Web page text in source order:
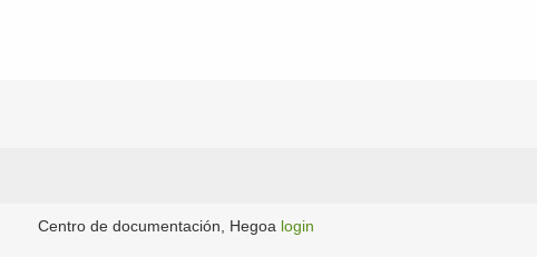
Centro de documentación, Hegoa login